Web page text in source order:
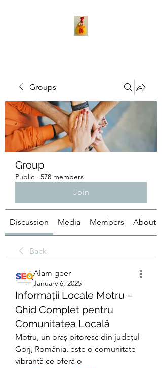
Groups
Group
Public · 578 members
Join
Discussion Media Members About
Back
Alam geer
January 6, 2025
Informații Locale Motru –
Ghid Complet pentru
Comunitatea Locală
Motru, un oraș pitoresc din județul
Gorj, România, este o comunitate